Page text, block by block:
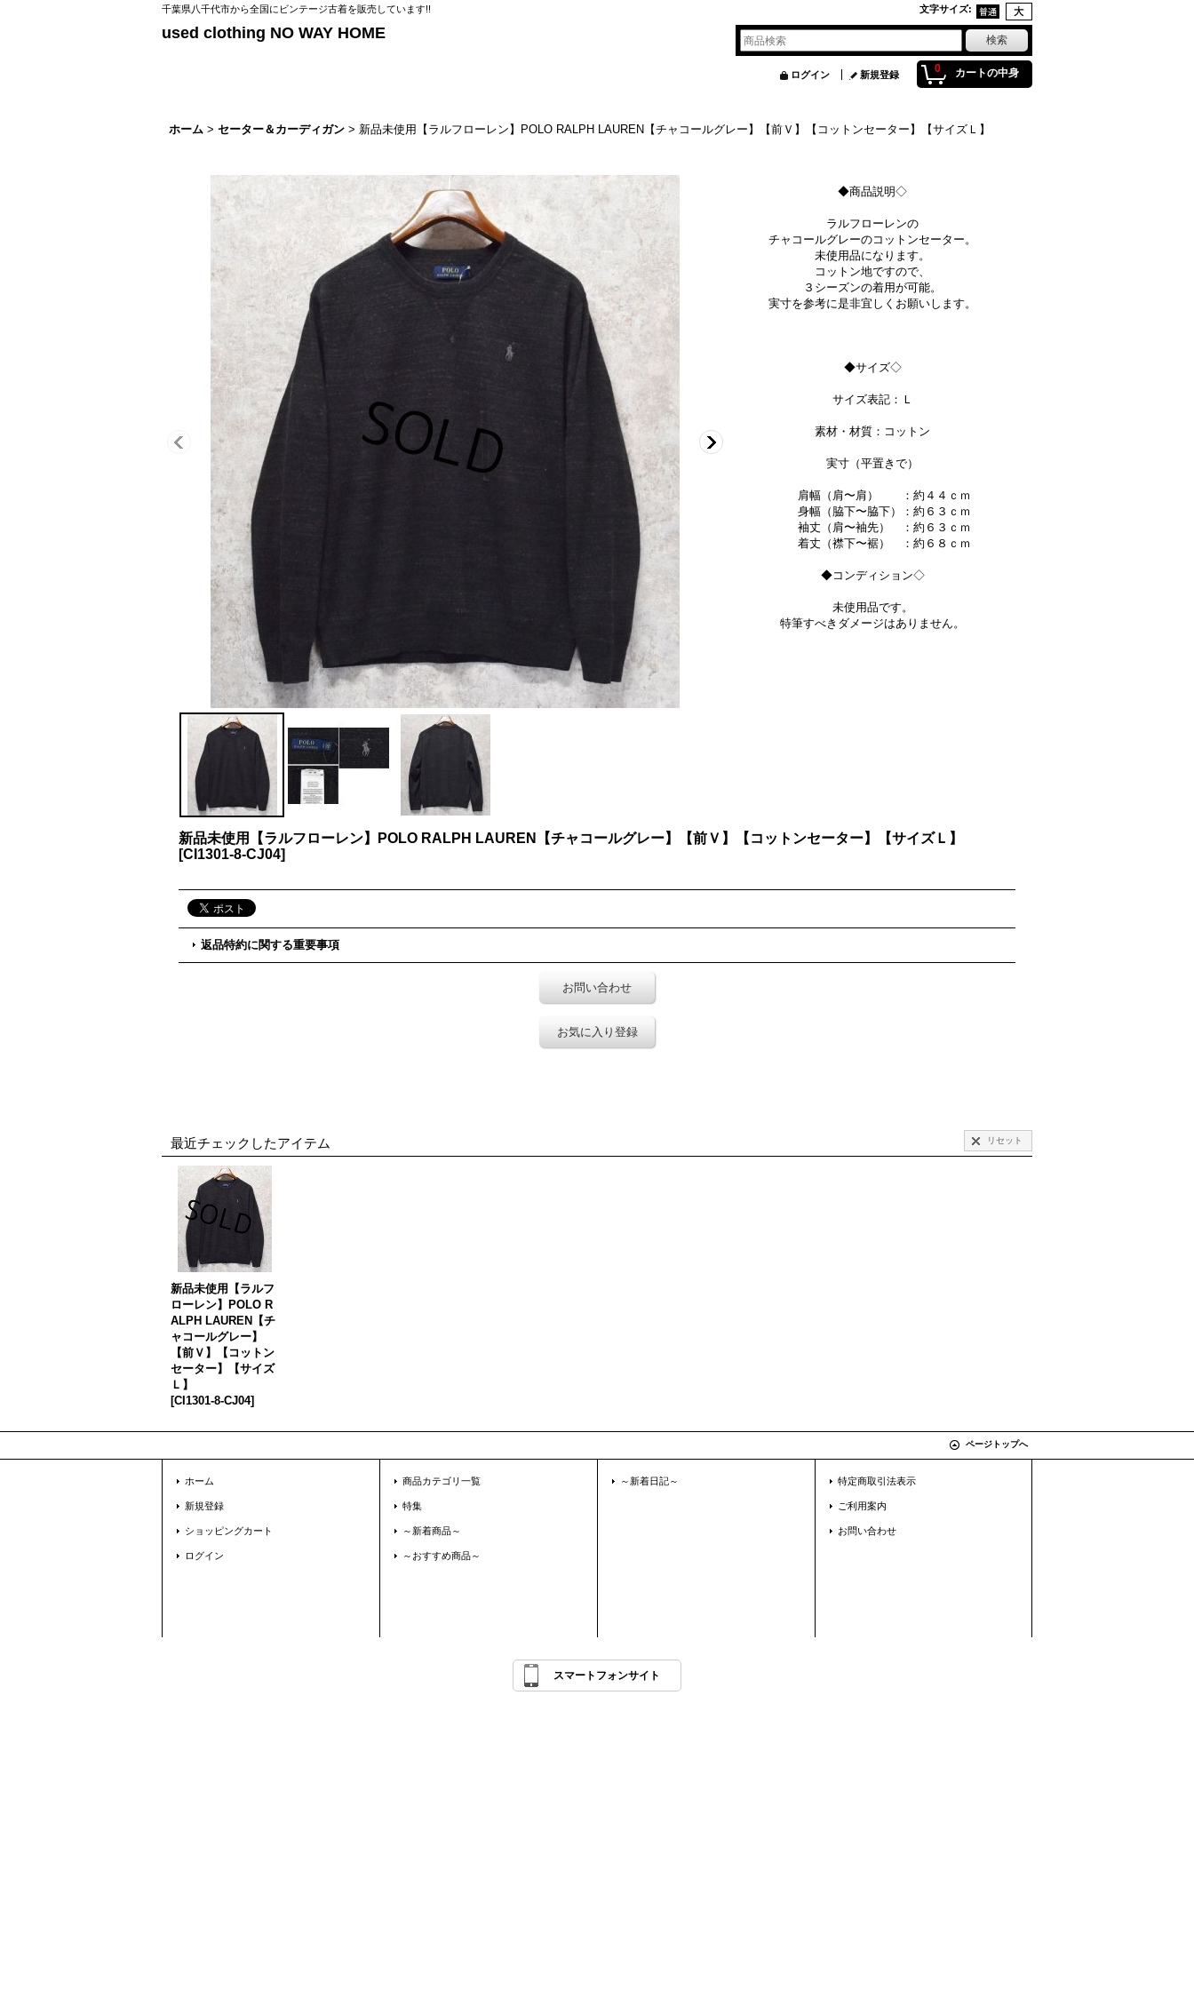
千葉県八千代市から全国にビンテージ古着を販売しています!! 文字サイズ:
used clothing NO WAY HOME
0 カートの中身
ログイン 新規登録
ホーム > セーター＆カーディガン > 新品未使用【ラルフローレン】POLO RALPH LAUREN【チャコールグレー】【前Ｖ】【コットンセーター】【サイズＬ】
◆商品説明◇
ラルフローレンの
チャコールグレーのコットンセーター。
未使用品になります。
コットン地ですので、
３シーズンの着用が可能。
実寸を参考に是非宜しくお願いします。
◆サイズ◇
サイズ表記：Ｌ
素材・材質：コットン
実寸（平置きで）
肩幅（肩〜肩） ：約４４ｃｍ
身幅（脇下〜脇下）：約６３ｃｍ
袖丈（肩〜袖先） ：約６３ｃｍ
着丈（襟下〜裾） ：約６８ｃｍ
◆コンディション◇
未使用品です。
特筆すべきダメージはありません。
新品未使用【ラルフローレン】POLO RALPH LAUREN【チャコールグレー】【前Ｖ】【コットンセーター】【サイズＬ】
[CI1301-8-CJ04]
返品特約に関する重要事項
お問い合わせ
お気に入り登録
最近チェックしたアイテム リセット
新品未使用【ラルフ
ローレン】POLO R
ALPH LAUREN【チ
ャコールグレー】
【前Ｖ】【コットン
セーター】【サイズ
Ｌ】
[CI1301-8-CJ04]
ページトップへ
ホーム
新規登録
ショッピングカート
ログイン
商品カテゴリ一覧
特集
～新着商品～
～おすすめ商品～
～新着日記～ 特定商取引法表示
ご利用案内
お問い合わせ
スマートフォンサイト